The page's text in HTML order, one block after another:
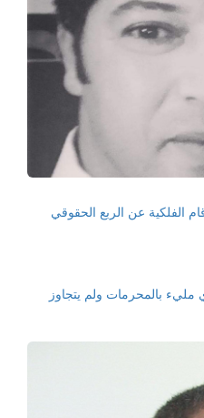
الفلكية عن الربع الحقوقي
بالمحرمات ولم يتجاوز